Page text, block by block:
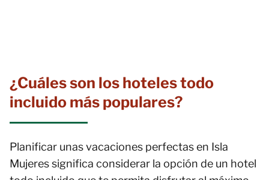
¿Cuáles son los hoteles todo
incluido más populares?
Planificar unas vacaciones perfectas en Isla
Mujeres significa considerar la opción de un hotel